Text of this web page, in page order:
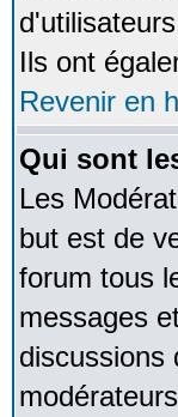
Ils ont
Revenir en
Qui sont
Les
but est de
forum tous
messages
discussions